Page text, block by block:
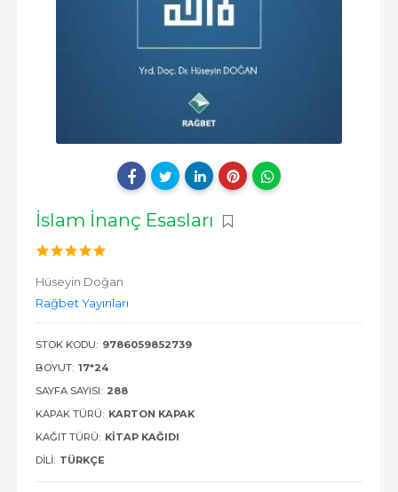
İslam İnanç Esasları
Hüseyin Doğan
Rağbet Yayınları
STOK KODU: 9786059852739
BOYUT: 17*24
SAYFA SAYISI: 288
KAPAK TÜRÜ: KARTON KAPAK
KAĞIT TÜRÜ: KITAP KAĞIDI
DILI: TÜRKÇE